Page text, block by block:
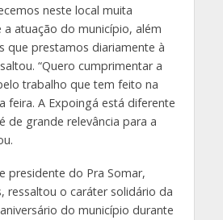
neste local muita
atuação do município, além
que prestamos diariamente à
“Quero cumprimentar a
trabalho que tem feito na
feira. A Expoingá está diferente
de grande relevância para a
presidente do Pra Somar,
ressaltou o caráter solidário da
do município durante